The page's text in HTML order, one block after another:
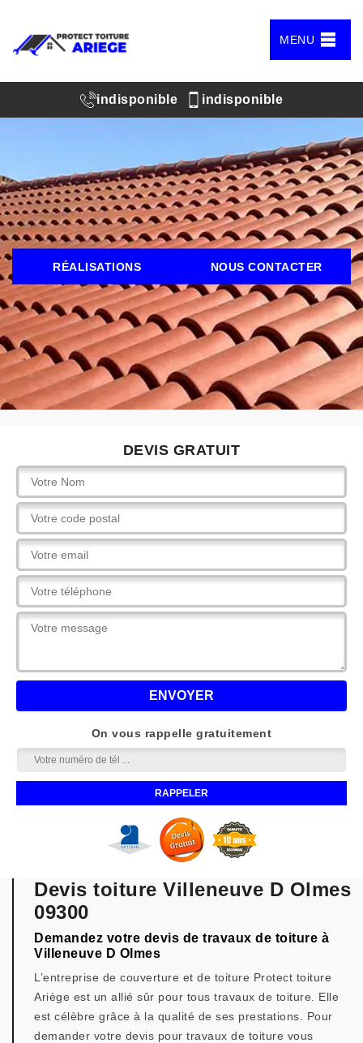
MENU
indisponible indisponible
RÉALISATIONS NOUS CONTACTER
DEVIS GRATUIT
On vous rappelle gratuitement
Devis toiture Villeneuve D Olmes
09300
Demandez votre devis de travaux de toiture à
Villeneuve D Olmes
L’entreprise de couverture et de toiture Protect toiture
Ariège est un allié sûr pour tous travaux de toiture. Elle
est célèbre grâce à la qualité de ses prestations. Pour
demander votre devis pour travaux de toiture vous